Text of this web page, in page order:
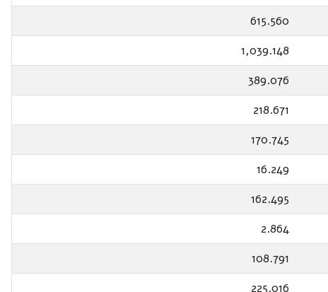
615.560
1,039.148
389.076
218.671
170.745
16.249
162.495
2.864
108.791
225.016